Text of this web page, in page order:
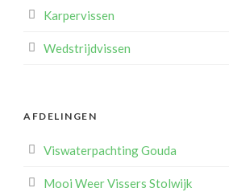
Karpervissen
Wedstrijdvissen
AFDELINGEN
Viswaterpachting Gouda
Mooi Weer Vissers Stolwijk